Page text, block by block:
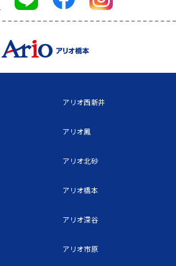
アリオ西新井
アリオ鳳
アリオ北砂
アリオ橋本
アリオ深谷
アリオ市原